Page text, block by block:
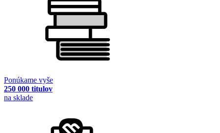
Ponúkame vyše
250 000 titulov
na sklade